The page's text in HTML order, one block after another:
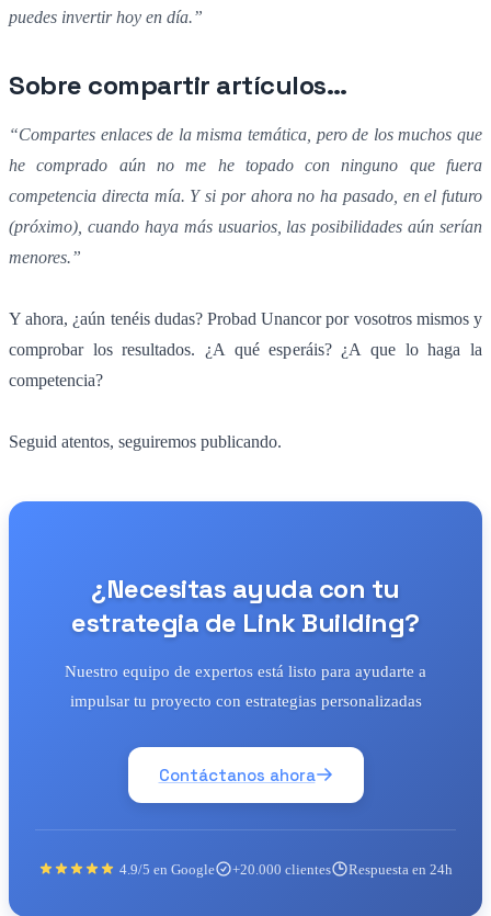
puedes invertir hoy en día.”
Sobre compartir artículos…
“Compartes enlaces de la misma temática, pero de los muchos que
he comprado aún no me he topado con ninguno que fuera
competencia directa mía. Y si por ahora no ha pasado, en el futuro
(próximo), cuando haya más usuarios, las posibilidades aún serían
menores.”
Y ahora, ¿aún tenéis dudas? Probad Unancor por vosotros mismos y
comprobar los resultados. ¿A qué esperáis? ¿A que lo haga la
competencia?
Seguid atentos, seguiremos publicando.
¿Necesitas ayuda con tu
estrategia de Link Building?
Nuestro equipo de expertos está listo para ayudarte a
impulsar tu proyecto con estrategias personalizadas
Contáctanos ahora
4.9/5 en Google +20.000 clientes Respuesta en 24h